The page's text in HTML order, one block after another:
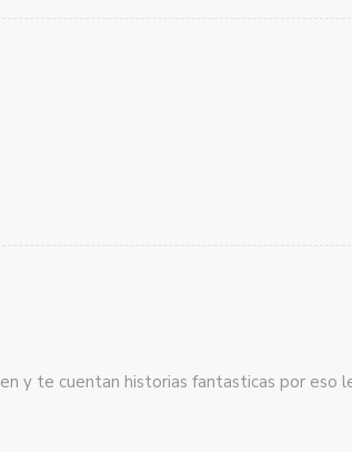
y te cuentan historias fantasticas por eso